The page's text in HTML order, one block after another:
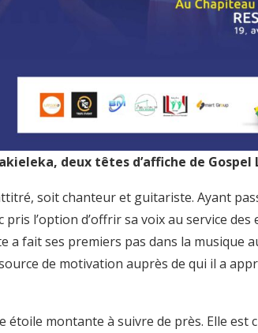
deux têtes d’affiche de Gospel
soit chanteur et guitariste. Ayant
l’option d’offrir sa voix au service des
a fait ses premiers pas dans la musique
de motivation auprès de qui il a
étoile montante à suivre de près. Elle est